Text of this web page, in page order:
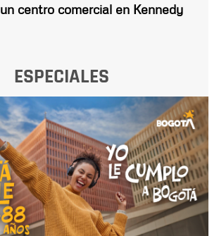
un centro comercial en Kennedy
ESPECIALES